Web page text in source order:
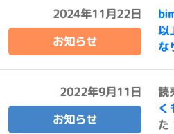
2024年11月22日
お知らせ
以
な
2022年9月11日
お知らせ
読
く
た